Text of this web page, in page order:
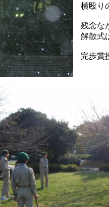
横殴り
残念
解散式
完歩